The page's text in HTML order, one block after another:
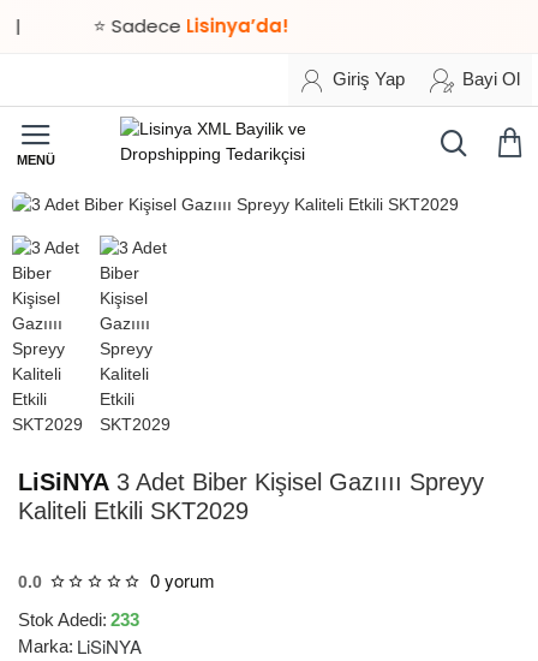
⭐ SadeceLisinya’da!
Giriş Yap Bayi Ol
TESLİMAT
LiSiNYA 3 Adet Biber Kişisel Gazıııı Spreyy
Kaliteli Etkili SKT2029
0.0 0 yorum
Stok Adedi: 233
Marka: LiSiNYA